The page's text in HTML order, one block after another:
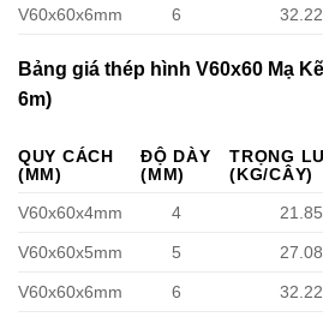
V60x60x6mm 6 32.22
Bảng giá thép hình V60x60 Mạ
6m)
QUY CÁCH
(MM)
ĐỘ DÀY
(MM)
TRỌNG
(KG/CÂY)
V60x60x4mm
4 21.85
V60x60x5mm 5 27.08
V60x60x6mm 6 32.22